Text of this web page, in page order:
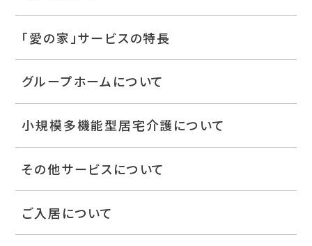
「愛の家」サービスの特長
グループホームについて
小規模多機能型居宅介護について
その他サービスについて
ご入居について